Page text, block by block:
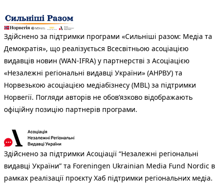
Здійснено за підтримки програми «Сильніші разом: Медіа та
Демократія», що реалізується Всесвітньою асоціацією
видавців новин (WAN-IFRA) у партнерстві з Асоціацією
«Незалежні регіональні видавці України» (АНРВУ) та
Норвезькою асоціацією медіабізнесу (MBL) за підтримки
Норвегії. Погляди авторів не обов’язково відображають
офіційну позицію партнерів програми.
Здійснено за підтримки Асоціації “Незалежні регіональні
видавці України” та Foreningen Ukrainian Media Fund Nordic в
рамках реалізації проєкту Хаб підтримки регіональних медіа.